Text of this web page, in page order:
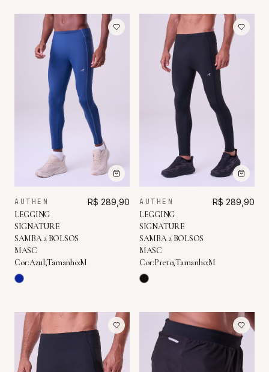
AUTHEN
LEGGING
SIGNATURE
SAMBA 2 BOLSOS
MASC
Cor:Azul;Tamanho:M
R$ 289,90 AUTHEN
LEGGING
SIGNATURE
SAMBA 2 BOLSOS
MASC
Cor:Preto;Tamanho:M
R$ 289,90